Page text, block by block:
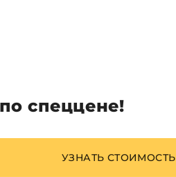
спеццене!
УЗНАТЬ СТОИМОСТЬ